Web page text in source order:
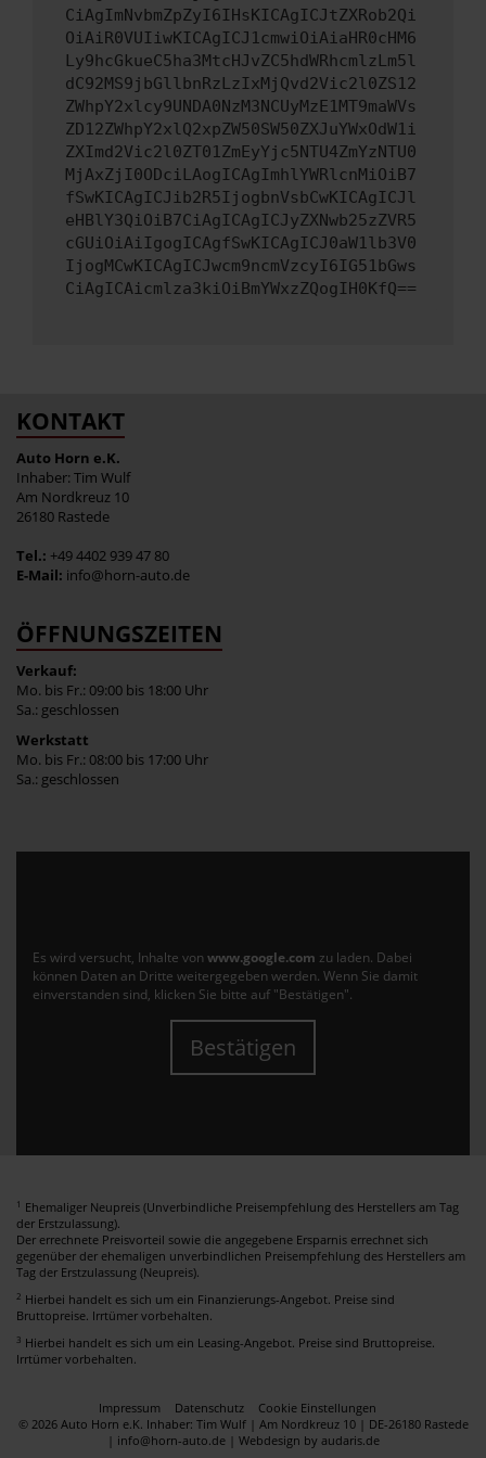
CiAgImNvbmZpZyI6IHsKICAgICJtZXRob2Qi
OiAiR0VUIiwKICAgICJ1cmwiOiAiaHR0cHM6
Ly9hcGkueC5ha3MtcHJvZC5hdWRhcmlzLm5l
dC92MS9jbGllbnRzLzIxMjQvd2Vic2l0ZS12
ZWhpY2xlcy9UNDA0NzM3NCUyMzE1MT9maWVs
ZD12ZWhpY2xlQ2xpZW50SW50ZXJuYWxOdW1i
ZXImd2Vic2l0ZT01ZmEyYjc5NTU4ZmYzNTU0
MjAxZjI0ODciLAogICAgImhlYWRlcnMiOiB7
fSwKICAgICJib2R5IjogbnVsbCwKICAgICJl
eHBlY3QiOiB7CiAgICAgICJyZXNwb25zZVR5
cGUiOiAiIgogICAgfSwKICAgICJ0aW1lb3V0
IjogMCwKICAgICJwcm9ncmVzcyI6IG51bGws
CiAgICAicmlza3kiOiBmYWxzZQogIH0KfQ==
KONTAKT
Auto Horn e.K.
Inhaber: Tim Wulf
Am Nordkreuz 10
26180 Rastede
Tel.: +49 4402 939 47 80
E-Mail: info@horn-auto.de
ÖFFNUNGSZEITEN
Verkauf:
Mo. bis Fr.: 09:00 bis 18:00 Uhr
Sa.: geschlossen
Werkstatt
Mo. bis Fr.: 08:00 bis 17:00 Uhr
Sa.: geschlossen
Es wird versucht, Inhalte von www.google.com zu laden. Dabei
können Daten an Dritte weitergegeben werden. Wenn Sie damit
einverstanden sind, klicken Sie bitte auf "Bestätigen".
Bestätigen
1 Ehemaliger Neupreis (Unverbindliche Preisempfehlung des Herstellers am Tag
der Erstzulassung).
Der errechnete Preisvorteil sowie die angegebene Ersparnis errechnet sich
gegenüber der ehemaligen unverbindlichen Preisempfehlung des Herstellers am
Tag der Erstzulassung (Neupreis).
2 Hierbei handelt es sich um ein Finanzierungs-Angebot. Preise sind
Bruttopreise. Irrtümer vorbehalten.
3 Hierbei handelt es sich um ein Leasing-Angebot. Preise sind Bruttopreise.
Irrtümer vorbehalten.
Impressum Datenschutz
Cookie Einstellungen
© 2026 Auto Horn e.K. Inhaber: Tim Wulf | Am Nordkreuz 10 | DE-26180 Rastede
| info@horn-auto.de | Webdesign by audaris.de